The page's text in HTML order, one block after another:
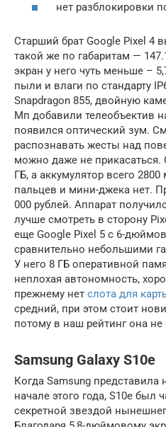
нет разблокировки
Старший брат Google Pixel 4
такой же по габаритам —
экран у него чуть меньше –
пыли и влаги по стандарту
Snapdragon 855, двойную
Мп добавили телеобъектив
появился оптический зум.
распознавать жесты над
можно даже не
ГБ, а аккумулятор всего
пальцев и мини-джека нет.
000 рублей. Аппарат
лучше смотреть в сторону
еще Google Pixel 5 с 6-
сравнительно небольшими
У него 8 ГБ оперативной
неплохая автономность,
прежнему нет слота для
средний, при этом стоит
потому в наш рейтинг она не
Samsung Galaxy S10e
Когда Samsung представила
начале этого года, S10e был
секретной звездой